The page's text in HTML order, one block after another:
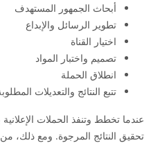
أبحاث الجمهور المستهدف
تطوير الرسائل والإبداع
اختيار القناة
تصميم واختبار المواد
انطلاق الحملة
تتبع النتائج والتعديلات
عندما تخطط وتنفذ الحملات
تحقيق النتائج المرجوة. ومع ذلك،